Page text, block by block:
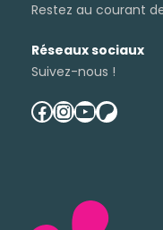
Restez au courant
Réseaux sociaux
Suivez-nous !
facebook
instagram
youtube